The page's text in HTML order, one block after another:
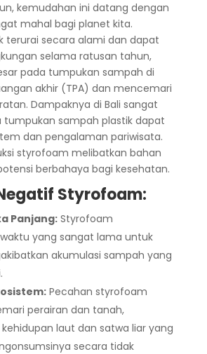
kemudahan ini datang dengan
mahal bagi planet kita.
terurai secara alami dan dapat
selama ratusan tahun,
pada tumpukan sampah di
akhir (TPA) dan mencemari
Dampaknya di Bali sangat
tumpukan sampah plastik dapat
dan pengalaman pariwisata.
styrofoam melibatkan bahan
berbahaya bagi kesehatan.
Styrofoam:
Panjang:Styrofoam
yang sangat lama untuk
akumulasi sampah yang
Pecahan styrofoam
perairan dan tanah,
laut dan satwa liar yang
secara tidak